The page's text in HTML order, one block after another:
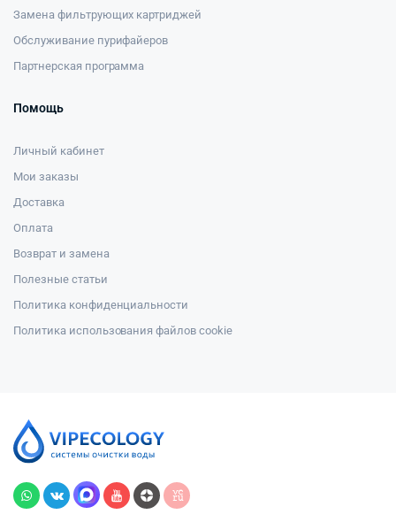
Замена фильтрующих картриджей
Обслуживание пурифайеров
Партнерская программа
Помощь
Личный кабинет
Мои заказы
Доставка
Оплата
Возврат и замена
Полезные статьи
Политика конфиденциальности
Политика использования файлов cookie